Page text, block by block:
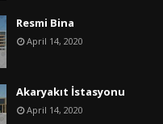
Resmi Bina
April 14, 2020
Akaryakıt İstasyonu
April 14, 2020